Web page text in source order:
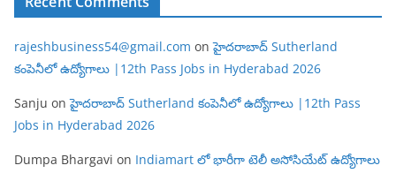
rajeshbusiness54@gmail.com onహైదరాబాద్ Sutherland
కంపెనీలో ఉద్యోగాలు |12th Pass Jobs in Hyderabad 2026
Sanju onహైదరాబాద్ Sutherland కంపెనీలో ఉద్యోగాలు |12th Pass
Jobs in Hyderabad 2026
Dumpa Bhargavi on Indiamart లో భారీగా టెలీ అసోసియేట్ ఉద్యోగాలు